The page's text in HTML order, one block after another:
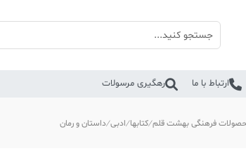
ارتباط با ما رهگیری مرسولات
محصولات فرهنگی بهشت قلم کتابها ادبی داستان و رمان